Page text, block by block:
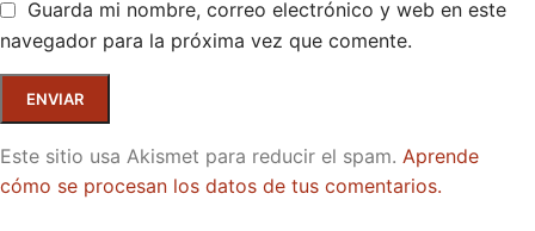
Guarda mi nombre, correo electrónico y web en este
navegador para la próxima vez que comente.
Este sitio usa Akismet para reducir el spam. Aprende
cómo se procesan los datos de tus comentarios.